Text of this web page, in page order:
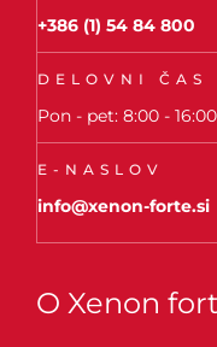
+386 (1) 54 84 800
DELOVNI ČAS
Pon - pet: 8:00 - 16:00
E-NASLOV
info@xenon-forte.si
O Xenon